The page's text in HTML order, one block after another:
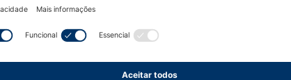
da qualidade e da eficácia dos produtos
confiam que são fabricados de acordo com
setores compreendam como funcionam as
de medição.